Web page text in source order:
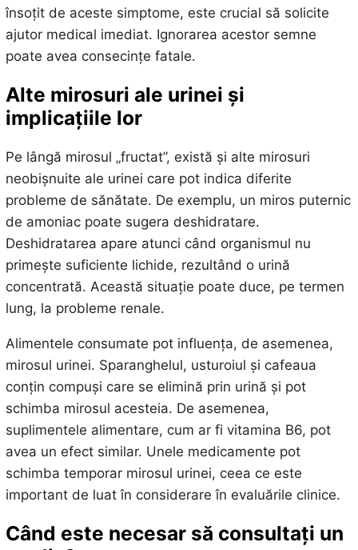
însoțit de aceste simptome, este crucial să solicite
ajutor medical imediat. Ignorarea acestor semne
poate avea consecințe fatale.
Alte mirosuri ale urinei și
implicațiile lor
Pe lângă mirosul „fructat”, există și alte mirosuri
neobișnuite ale urinei care pot indica diferite
probleme de sănătate. De exemplu, un miros puternic
de amoniac poate sugera deshidratare.
Deshidratarea apare atunci când organismul nu
primește suficiente lichide, rezultând o urină
concentrată. Această situație poate duce, pe termen
lung, la probleme renale.
Alimentele consumate pot influența, de asemenea,
mirosul urinei. Sparanghelul, usturoiul și cafeaua
conțin compuși care se elimină prin urină și pot
schimba mirosul acesteia. De asemenea,
suplimentele alimentare, cum ar fi vitamina B6, pot
avea un efect similar. Unele medicamente pot
schimba temporar mirosul urinei, ceea ce este
important de luat în considerare în evaluările clinice.
Când este necesar să consultați un